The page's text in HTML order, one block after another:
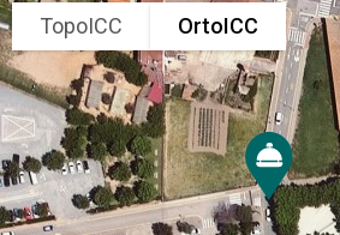
TopoICC OrtoICC